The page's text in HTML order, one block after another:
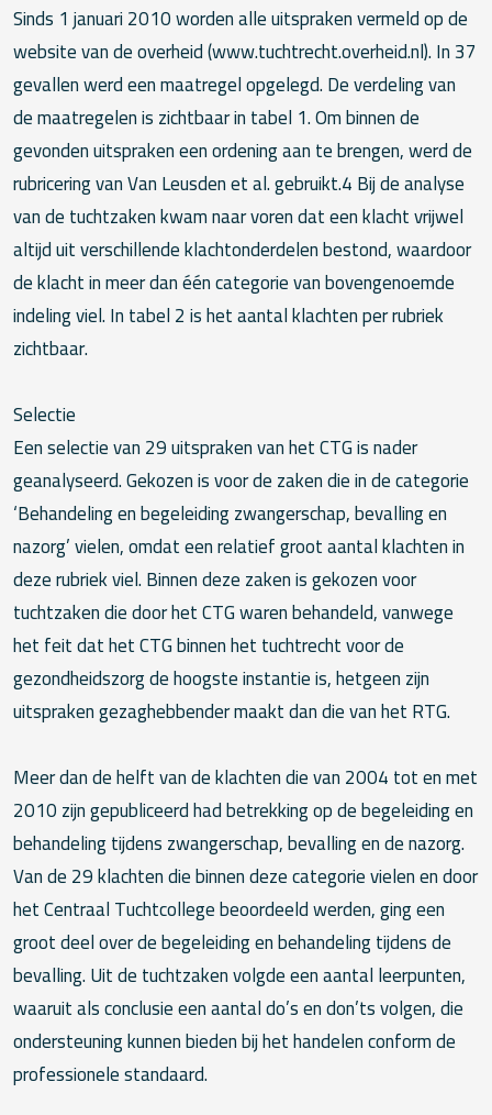
Sinds 1 januari 2010 worden alle uitspraken vermeld op de
website van de overheid (www.tuchtrecht.overheid.nl). In 37
gevallen werd een maatregel opgelegd. De verdeling van
de maatregelen is zichtbaar in tabel 1. Om binnen de
gevonden uitspraken een ordening aan te brengen, werd de
rubricering van Van Leusden et al. gebruikt.4 Bij de analyse
van de tuchtzaken kwam naar voren dat een klacht vrijwel
altijd uit verschillende klachtonderdelen bestond, waardoor
de klacht in meer dan één categorie van bovengenoemde
indeling viel. In tabel 2 is het aantal klachten per rubriek
zichtbaar.
Selectie
Een selectie van 29 uitspraken van het CTG is nader
geanalyseerd. Gekozen is voor de zaken die in de categorie
‘Behandeling en begeleiding zwangerschap, bevalling en
nazorg’ vielen, omdat een relatief groot aantal klachten in
deze rubriek viel. Binnen deze zaken is gekozen voor
tuchtzaken die door het CTG waren behandeld, vanwege
het feit dat het CTG binnen het tuchtrecht voor de
gezondheidszorg de hoogste instantie is, hetgeen zijn
uitspraken gezaghebbender maakt dan die van het RTG.
Meer dan de helft van de klachten die van 2004 tot en met
2010 zijn gepubliceerd had betrekking op de begeleiding en
behandeling tijdens zwangerschap, bevalling en de nazorg.
Van de 29 klachten die binnen deze categorie vielen en door
het Centraal Tuchtcollege beoordeeld werden, ging een
groot deel over de begeleiding en behandeling tijdens de
bevalling. Uit de tuchtzaken volgde een aantal leerpunten,
waaruit als conclusie een aantal do’s en don’ts volgen, die
ondersteuning kunnen bieden bij het handelen conform de
professionele standaard.